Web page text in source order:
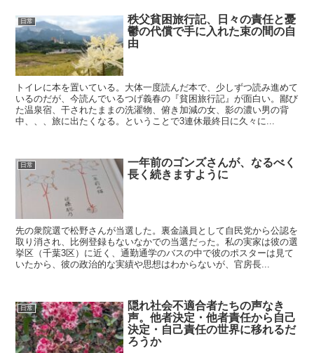
日常
秩父貧困旅行記、日々の責任と憂
鬱の代償で手に入れた束の間の自
由
トイレに本を置いている。大体一度読んだ本で、少しずつ読み進めて
いるのだが、今読んでいるつげ義春の『貧困旅行記』が面白い。鄙び
た温泉宿、干されたままの洗濯物、俯き加減の女、影の濃い男の背
中、、、旅に出たくなる。ということで3連休最終日に久々に...
日常
一年前のゴンズさんが、なるべく
長く続きますように
先の衆院選で松野さんが当選した。裏金議員として自民党から公認を
取り消され、比例登録もないなかでの当選だった。私の実家は彼の選
挙区（千葉3区）に近く、通勤通学のバスの中で彼のポスターは見て
いたから、彼の政治的な実績や思想はわからないが、官房長...
日常
隠れ社会不適合者たちの声なき
声。他者決定・他者責任から自己
決定・自己責任の世界に移れるだ
ろうか